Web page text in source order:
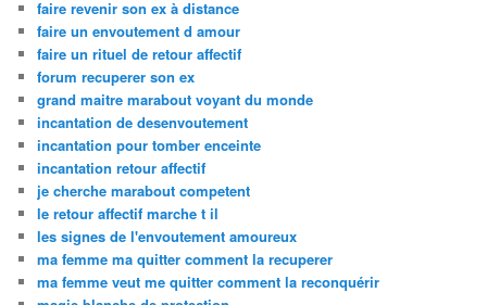
faire revenir son ex à distance
faire un envoutement d amour
faire un rituel de retour affectif
forum recuperer son ex
grand maitre marabout voyant du monde
incantation de desenvoutement
incantation pour tomber enceinte
incantation retour affectif
je cherche marabout competent
le retour affectif marche t il
les signes de l'envoutement amoureux
ma femme ma quitter comment la recuperer
ma femme veut me quitter comment la reconquérir